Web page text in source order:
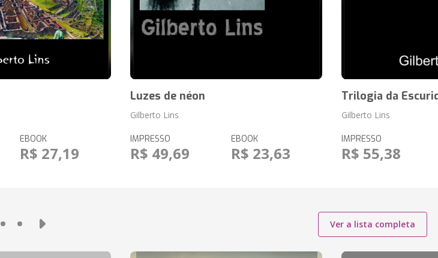
EBOOK
R$ 27,19
Luzes de néon
Gilberto Lins
IMPRESSO
R$ 49,69
EBOOK
R$ 23,63
Trilogia da
Gilberto Lins
IMPRESSO
R$ 55,38
Ver a lista completa